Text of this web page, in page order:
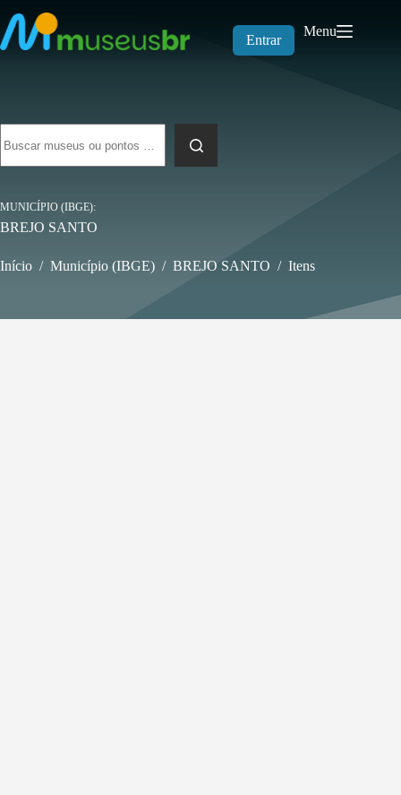
para
o
conteúdo
Entrar
Menu
resultados
MUNICÍPIO (IBGE)
BREJO SANTO
Início / Município (IBGE) / BREJO SANTO / Itens